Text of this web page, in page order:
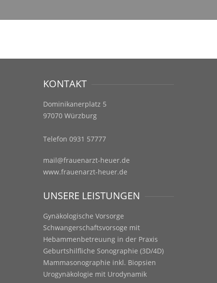
KONTAKT
Dominikanerplatz 5
97070 Würzburg
Telefon 0931 57777
mail@frauenarzt-heuer.de
www.frauenarzt-heuer.de
UNSERE LEISTUNGEN
Gynäkologische Vorsorge
Schwangerschaftsvorsoge mit
Hebammenbetreuung in der Praxis
Geburtshilfliche Sonographie (3D/4D)
Mammasonographie inkl. Biopsien
Urogynäkologie mit Urodynamik